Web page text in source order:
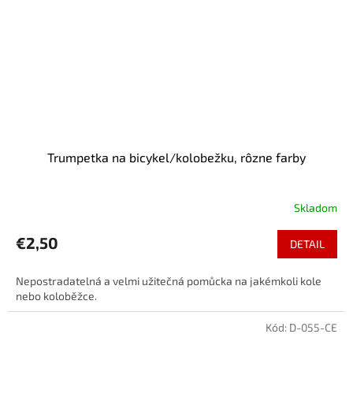
Trumpetka na bicykel/kolobežku, rôzne farby
Skladom
€2,50 DETAIL
Nepostradatelná a velmi užitečná pomůcka na jakémkoli kole
nebo koloběžce.
Kód: D-055-CE